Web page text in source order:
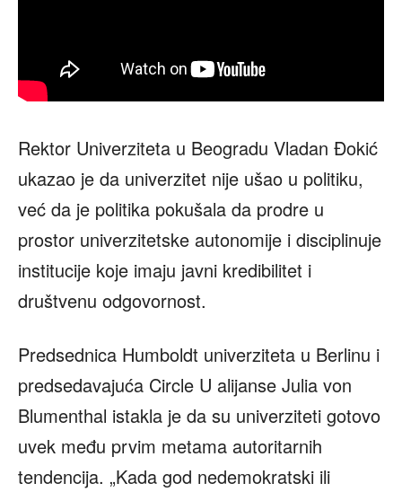
Rektor Univerziteta u Beogradu Vladan Đokić
ukazao je da univerzitet nije ušao u politiku,
već da je politika pokušala da prodre u
prostor univerzitetske autonomije i disciplinuje
institucije koje imaju javni kredibilitet i
društvenu odgovornost.
Predsednica Humboldt univerziteta u Berlinu i
predsedavajuća Circle U alijanse Julia von
Blumenthal istakla je da su univerziteti gotovo
uvek među prvim metama autoritarnih
tendencija. „Kada god nedemokratski ili